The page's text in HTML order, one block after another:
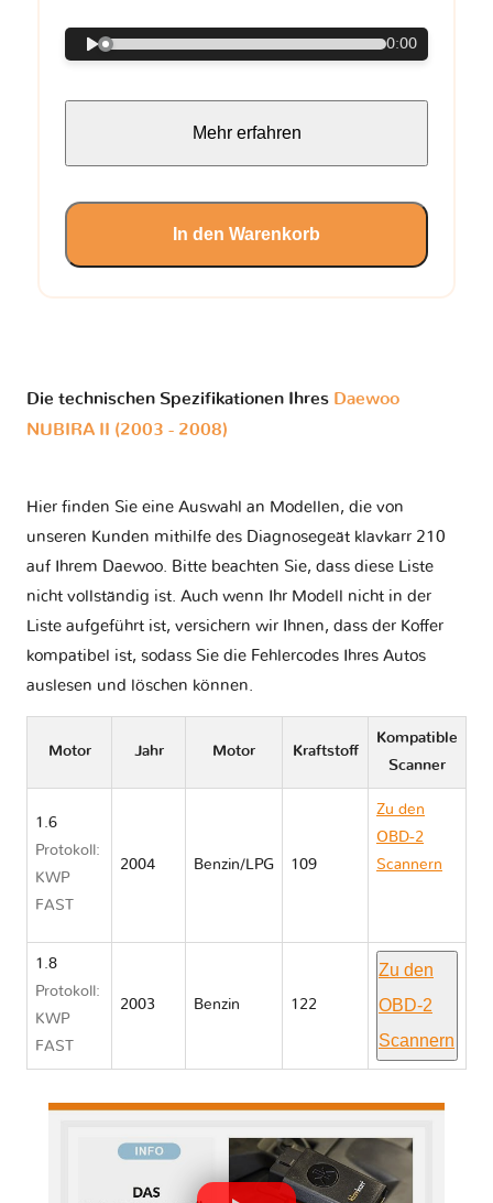
0:00
Mehr erfahren
In den Warenkorb
Die technischen Spezifikationen Ihres Daewoo
NUBIRA II (2003 - 2008)
Hier finden Sie eine Auswahl an Modellen, die von
unseren Kunden mithilfe des Diagnosegeät klavkarr 210
auf Ihrem Daewoo. Bitte beachten Sie, dass diese Liste
nicht vollständig ist. Auch wenn Ihr Modell nicht in der
Liste aufgeführt ist, versichern wir Ihnen, dass der Koffer
kompatibel ist, sodass Sie die Fehlercodes Ihres Autos
auslesen und löschen können.
Motor Jahr Motor Kraftstoff
Kompatible
Scanner
1.6
Protokoll:
KWP
FAST
2004 Benzin/LPG 109
Zu den
OBD-2
Scannern
1.8
Protokoll:
KWP
FAST
2003 Benzin 122
Zu den
OBD-2
Scannern